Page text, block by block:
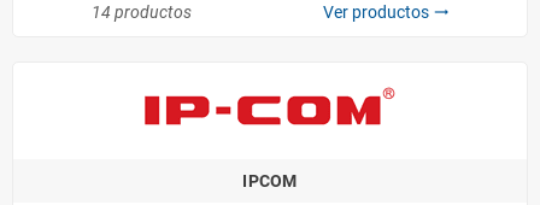
14 productos Ver productos trending_flat
IPCOM